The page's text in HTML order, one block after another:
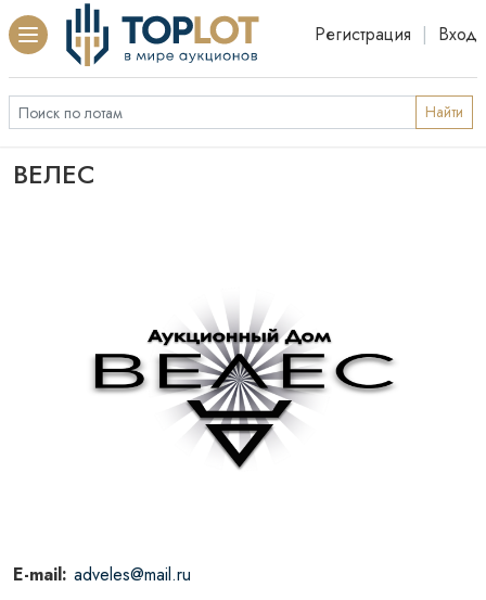
Регистрация | Вход
Найти
ВЕЛЕС
E-mail: adveles@mail.ru